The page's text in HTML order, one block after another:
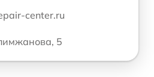
center.ru
5